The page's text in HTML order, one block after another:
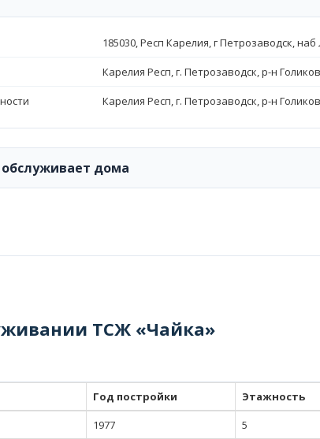
185030, Респ Карелия, г Петрозаводск,
Карелия Респ, г. Петрозаводск, р-н
Карелия Респ, г. Петрозаводск, р-н
дома
ТСЖ «Чайка»
Год постройки Этажность
1977 5